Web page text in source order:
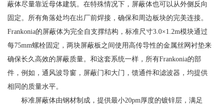
蔽体尽量靠近母体建筑。在特殊情况下，屏蔽体也可以从外侧反向
固定。所有角落处均在出厂前焊接，确保和周边板块的完美连接。
Frankonia的屏蔽体为完全自支撑结构，标准尺寸3.0×1.2m模块通过
每75mm螺栓固定，两块屏蔽板之间使用高传导性的金属丝网衬垫来
确保长久高效的屏蔽质量。和这套系统一样，所有Frankonia的部
件，例如，通风波导窗，屏蔽门和大门，馈通件和滤波器，均提供
相同的质量水平。
标准屏蔽体由钢材制成，提供最小20pm厚度的镀锌层，满足